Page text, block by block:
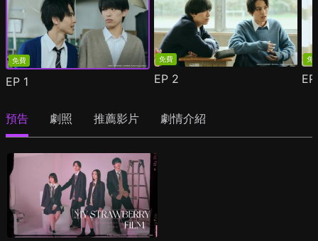
免費
EP 1
免費
EP 2
免
預告 劇照 推薦影片 劇情介紹